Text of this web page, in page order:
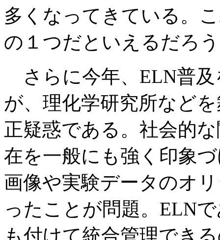
多くなってきている。
の１つだといえるだろ
さらに今年、ELN普及
が、理化学研究所など
正疑惑である。社会的
在を一般にも強く印象
画像や実験データのオ
ったことが問題。ELN
も付けて統合管理でき